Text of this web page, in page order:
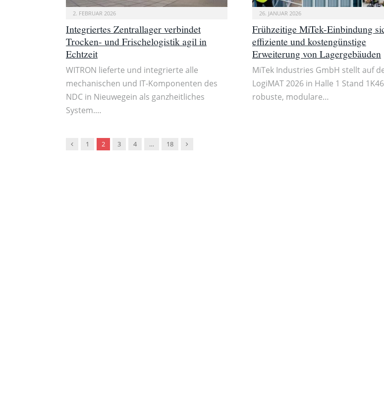
2. FEBRUAR 2026
Integriertes Zentrallager verbindet
Trocken- und Frischelogistik agil in
Echtzeit
WITRON lieferte und integrierte alle
mechanischen und IT-Komponenten des
NDC in Nieuwegein als ganzheitliches
System.…
26. JANUAR 2026
Frühzeitige MiTek-Einbindung
effiziente und kostengünstige
Erweiterung von Lagergebäuden
MiTek Industries GmbH stellt auf
LogiMAT 2026 in Halle 1 Stand 1K46
robuste, modulare…
Vorgänger
1 2 3 4 … 18 Nachfolger